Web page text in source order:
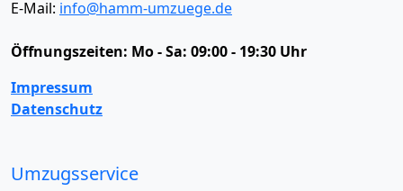
E-Mail: info@hamm-umzuege.de
Öffnungszeiten: Mo - Sa: 09:00 - 19:30 Uhr
Impressum
Datenschutz
Umzugsservice